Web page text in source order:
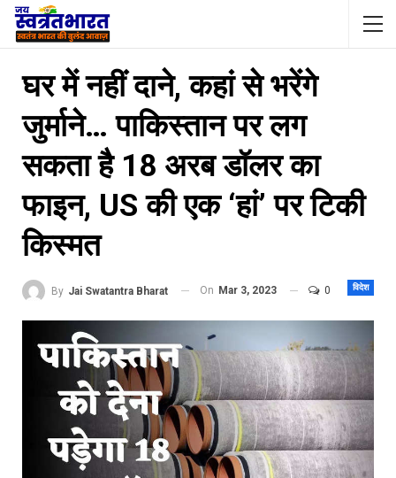
घर में नहीं दाने, कहां से भरेंगे
जुर्माने… पाकिस्तान पर लग
सकता है 18 अरब डॉलर का
फाइन, US की एक ‘हां’ पर टिकी
किस्मत
विदेश
By Jai Swatantra Bharat On Mar 3, 2023 0